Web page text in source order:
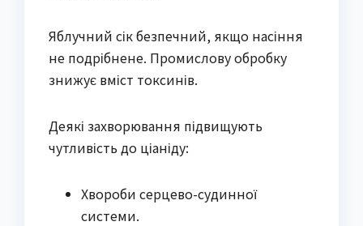
Яблучний сік безпечний, якщо насіння
не подрібнене. Промислову обробку
знижує вміст токсинів.
Деякі захворювання підвищують
чутливість до ціаніду:
Хвороби серцево-судинної
системи.